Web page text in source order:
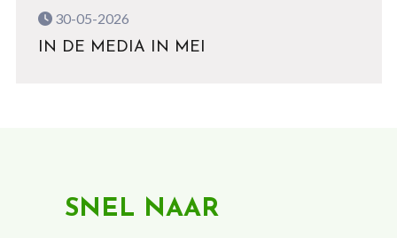
30-05-2026
IN DE MEDIA IN MEI
SNEL NAAR